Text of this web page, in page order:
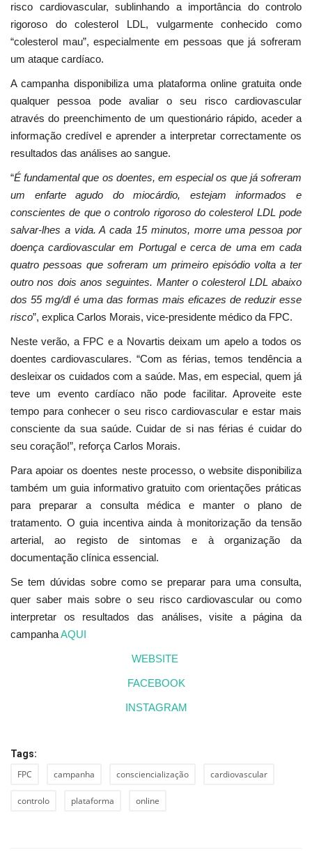
risco cardiovascular, sublinhando a importância do controlo
rigoroso do colesterol LDL, vulgarmente conhecido como
“colesterol mau”, especialmente em pessoas que já sofreram
um ataque cardíaco.
A campanha disponibiliza uma plataforma online gratuita onde
qualquer pessoa pode avaliar o seu risco cardiovascular
através do preenchimento de um questionário rápido, aceder a
informação credível e aprender a interpretar correctamente os
resultados das análises ao sangue.
“É fundamental que os doentes, em especial os que já sofreram
um enfarte agudo do miocárdio, estejam informados e
conscientes de que o controlo rigoroso do colesterol LDL pode
salvar-lhes a vida. A cada 15 minutos, morre uma pessoa por
doença cardiovascular em Portugal e cerca de uma em cada
quatro pessoas que sofreram um primeiro episódio volta a ter
outro nos dois anos seguintes. Manter o colesterol LDL abaixo
dos 55 mg/dl é uma das formas mais eficazes de reduzir esse
risco”, explica Carlos Morais, vice-presidente médico da FPC.
Neste verão, a FPC e a Novartis deixam um apelo a todos os
doentes cardiovasculares. “Com as férias, temos tendência a
desleixar os cuidados com a saúde. Mas, em especial, quem já
teve um evento cardíaco não pode facilitar. Aproveite este
tempo para conhecer o seu risco cardiovascular e estar mais
consciente da sua saúde. Cuidar de si nas férias é cuidar do
seu coração!”, reforça Carlos Morais.
Para apoiar os doentes neste processo, o website disponibiliza
também um guia informativo gratuito com orientações práticas
para preparar a consulta médica e manter o plano de
tratamento. O guia incentiva ainda à monitorização da tensão
arterial, ao registo de sintomas e à organização da
documentação clínica essencial.
Se tem dúvidas sobre como se preparar para uma consulta,
quer saber mais sobre o seu risco cardiovascular ou como
interpretar os resultados das análises, visite a página da
campanhaAQUI
WEBSITE
FACEBOOK
INSTAGRAM
Tags:
FPC campanha consciencialização cardiovascular
controlo plataforma online